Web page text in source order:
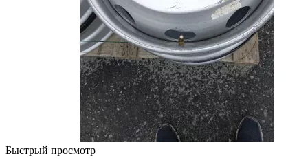
Быстрый просмотр